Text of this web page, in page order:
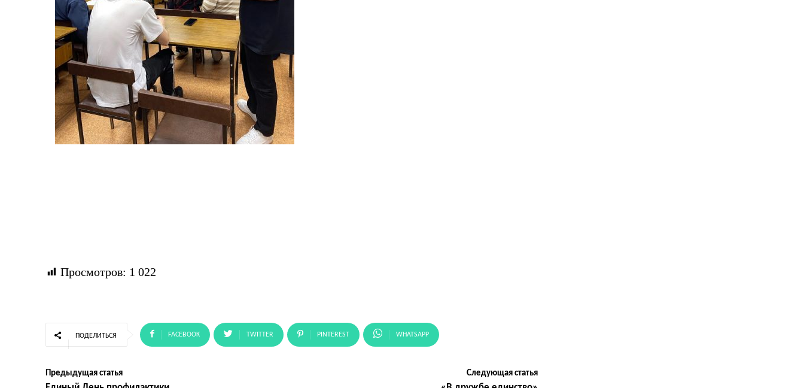
Просмотров: 1 022
ПОДЕЛИТЬСЯ FACEBOOK TWITTER PINTEREST WHATSAPP
Предыдущая статья Следующая статья